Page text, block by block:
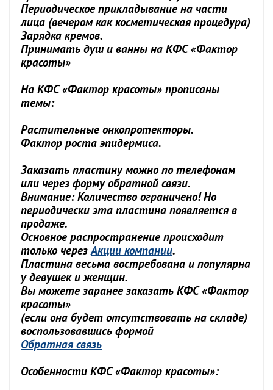
Периодическое прикладывание на части
лица (вечером как косметическая процедура)
Зарядка кремов.
Принимать душ и ванны на КФС «Фактор
красоты»
На КФС «Фактор красоты» прописаны
темы:
Растительные онкопротекторы.
Фактор роста эпидермиса.
Заказать пластину можно по телефонам
или через форму обратной связи.
Внимание: Количество ограничено! Но
периодически эта пластина появляется в
продаже.
Основное распространение происходит
только черезАкции компании.
Пластина весьма востребована и популярна
у девушек и женщин.
Вы можете заранее заказать КФС «Фактор
красоты»
(если она будет отсутствовать на складе)
воспользовавшись формой
Обратная связь
Особенности КФС «Фактор красоты»: